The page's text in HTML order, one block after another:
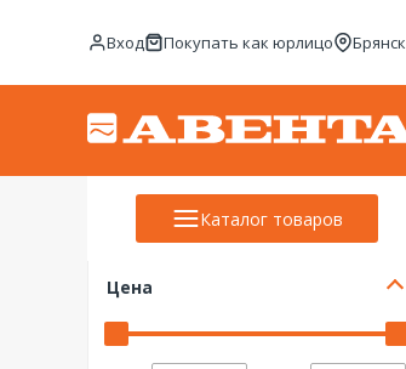
Вход Покупать как юрлицо Брянск
Каталог товаров
Цена